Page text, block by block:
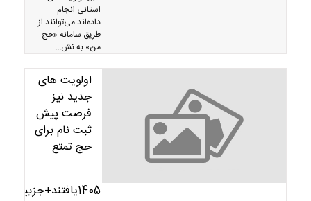
استانی انجام
داده‌اند می‌توانند از
طریق سامانه «حج
من» به نش...
اولویت های
جدید نیز
فرصت پیش
ثبت نام برای
حج تمتع
1405یافتند+جزییات